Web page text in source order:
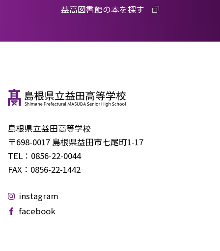
益高図書館の本を探す
島根県立益田高等学校
〒698-0017 島根県益田市七尾町1-17
TEL： 0856-22-0044
FAX： 0856-22-1442
instagram
facebook